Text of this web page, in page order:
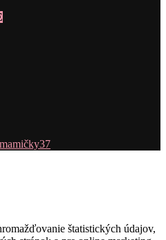
37
štatistických údajov,